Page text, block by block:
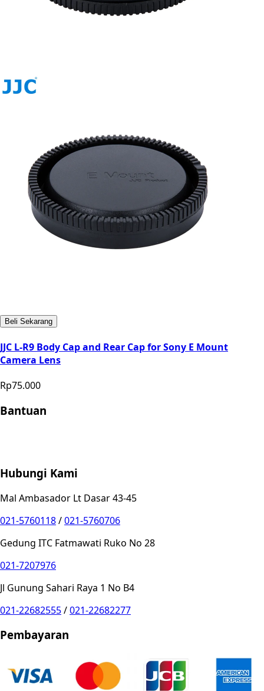
Beli Sekarang
JJC L-R9 Body Cap and Rear Cap for Sony E Mount
Camera Lens
Rp75.000
Bantuan
Hubungi Kami
Mal Ambasador Lt Dasar 43-45
021-5760118/021-5760706
Gedung ITC Fatmawati Ruko No 28
021-7207976
Jl Gunung Sahari Raya 1 No B4
021-22682555/021-22682277
Pembayaran